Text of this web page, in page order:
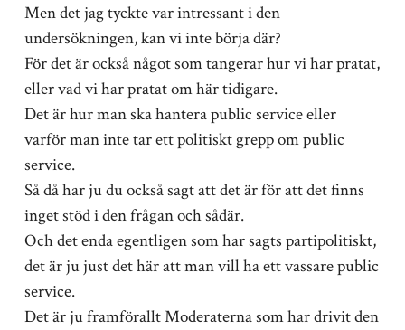
Men det jag tyckte var intressant i den
undersökningen, kan vi inte börja där?
För det är också något som tangerar hur vi har pratat,
eller vad vi har pratat om här tidigare.
Det är hur man ska hantera public service eller
varför man inte tar ett politiskt grepp om public
service.
Så då har ju du också sagt att det är för att det finns
inget stöd i den frågan och sådär.
Och det enda egentligen som har sagts partipolitiskt,
det är ju just det här att man vill ha ett vassare public
service.
Det är ju framförallt Moderaterna som har drivit den